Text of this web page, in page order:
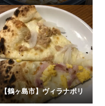
【鶴ヶ島市】ヴィラナポリ